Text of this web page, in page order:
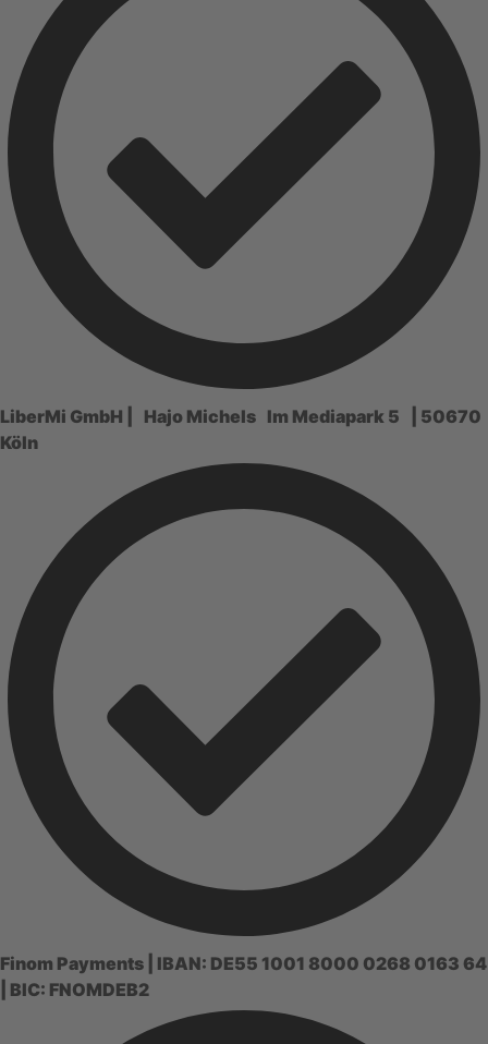
LiberMi GmbH | Hajo Michels Im Mediapark 5 | 50670
Köln
Finom Payments | IBAN: DE55 1001 8000 0268 0163 64
| BIC: FNOMDEB2